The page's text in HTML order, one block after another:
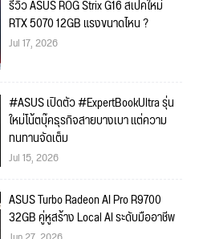
รีวิว ASUS ROG Strix G16 สเปคใหม่
RTX 5070 12GB แรงขนาดไหน ?
Jul 17, 2026
#ASUS เปิดตัว #ExpertBookUltra รุ่น
ใหม่โน้ตบุ๊คธุรกิจสายบางเบา แต่ความ
ทนทานจัดเต็ม
Jul 15, 2026
ASUS Turbo Radeon AI Pro R9700
32GB คู่หูสร้าง Local AI ระดับมืออาชีพ